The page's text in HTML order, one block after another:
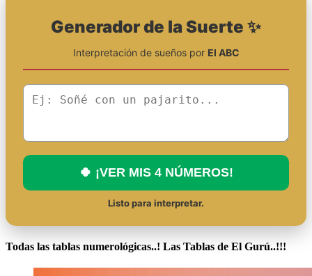
Generador de la Suerte ✨
Interpretación de sueños por El ABC
🍀 ¡VER MIS 4 NÚMEROS!
Listo para interpretar.
Todas las tablas numerológicas..! Las Tablas de El Gurú..!!!